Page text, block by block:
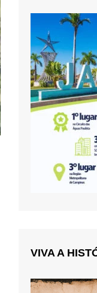
VIVA A